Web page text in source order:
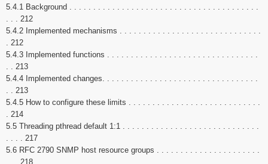
5.4.1 Background . . . . . . . . . . . . . . . . . . . . . . . . . . . . . . . . . . . . . . . .
. . . 212
5.4.2 Implemented mechanisms . . . . . . . . . . . . . . . . . . . . . . . . . . . . . .
. 212
5.4.3 Implemented functions . . . . . . . . . . . . . . . . . . . . . . . . . . . . . . . .
. . 213
5.4.4 Implemented changes. . . . . . . . . . . . . . . . . . . . . . . . . . . . . . . . .
. . 213
5.4.5 How to configure these limits . . . . . . . . . . . . . . . . . . . . . . . . . . . .
. 214
5.5 Threading pthread default 1:1 . . . . . . . . . . . . . . . . . . . . . . . . . . . . .
. . . . 217
5.6 RFC 2790 SNMP host resource groups . . . . . . . . . . . . . . . . . . . . . .
. . . 218